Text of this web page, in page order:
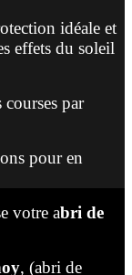
idéale et
effets du soleil
par
pour en
votre abri de
, (abri de